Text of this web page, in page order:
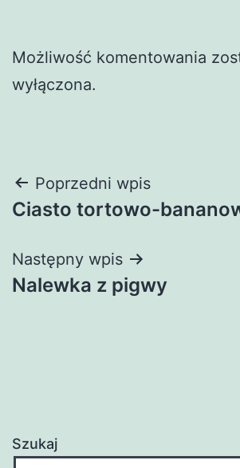
Możliwość komentowania
wyłączona.
Nawigacja
wpisu
Poprzedni wpis
Ciasto tortowo-
Następny wpis
Nalewka z pigwy
Szukaj